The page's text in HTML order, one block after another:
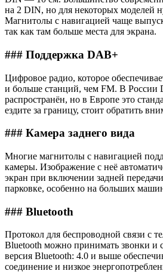
на 2 DIN, но для некоторых моделей
Магнитолы с навигацией чаще
так как там больше места для экрана.
### Поддержка DAB+
Цифровое радио, которое
и больше станций, чем FM. В России
распространён, но в Европе это
ездите за границу, стоит обратить
### Камера заднего вида
Многие магнитолы с навигацией
камеры. Изображение с неё
экран при включении задней
парковке, особенно на больших
### Bluetooth
Протокол для беспроводной связи с
Bluetooth можно принимать звонки и
версия Bluetooth: 4.0 и выше
соединение и низкое